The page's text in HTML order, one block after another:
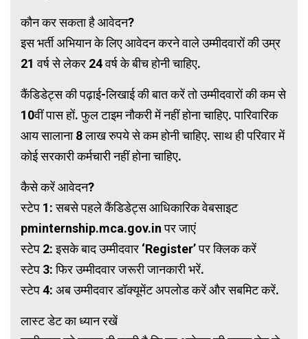
कौन कर सकता है आवेदन?
इस भर्ती अभियान के लिए आवेदन करने वाले उम्मीदवारों की उम्र
21 वर्ष से लेकर 24 वर्ष के बीच होनी चाहिए.
कैंडिडेट्स की पढ़ाई-लिखाई की बात करें तो उम्मीदवारों की कम से
10वीं पास हों. फुल टाइम नौकरी में नहीं होना चाहिए. पारिवारिक
आय सालाना 8 लाख रुपये से कम होनी चाहिए. साथ ही परिवार में
कोई सरकारी कर्मचारी नहीं होना चाहिए.
कैसे करें आवेदन?
स्टेप 1: सबसे पहले कैंडिडेट्स आधिकारिक वेबसाइट
pminternship.mca.gov.in पर जाएं
स्टेप 2: इसके बाद उम्मीदवार ‘Register’ पर क्लिक करें
स्टेप 3: फिर उम्मीदवार जरूरी जानकारी भरें.
स्टेप 4: अब उम्मीदवार डॉक्यूमेंट अपलोड करें और सबमिट करें.
लास्ट डेट का ध्यान रखें